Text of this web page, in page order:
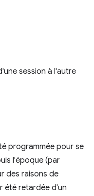
session à l'autre
programmée pour se
l'époque (par
des raisons de
été retardée d'un